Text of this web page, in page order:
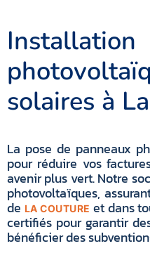
solaires à
La pose de panneaux
pour réduire vos
avenir plus vert. Notre
photovoltaïques,
de LA COUTURE et dans
certifiés pour garantir
bénéficier des